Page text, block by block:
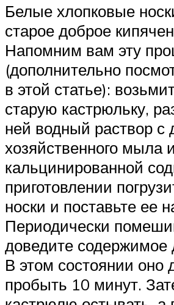
Белые хлопковые
старое доброе
Напомним вам эту
(дополнительно
в этой статье):
старую кастрюльку,
ней водный раствор с
хозяйственного мыла
кальцинированной
приготовлении
носки и поставьте ее
Периодически
доведите содержимое
В этом состоянии оно
пробыть 10 минут.